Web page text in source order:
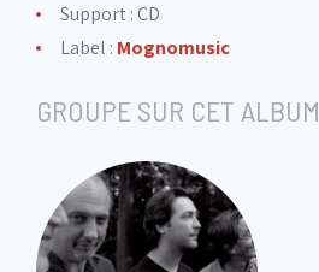
10. Dr Dre
Support : CD
Label : Mognomusic
GROUPE SUR CET ALBUM